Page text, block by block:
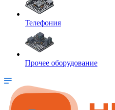
Телефония
Прочее оборудование